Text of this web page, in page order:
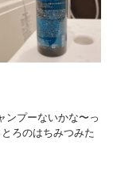
ンプーないかな〜っ
ろのはちみつみた